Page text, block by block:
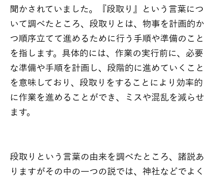
聞かされていました。『段取り』という言葉につ
いて調べたところ、段取りとは、物事を計画的か
つ順序立てて進めるために行う手順や準備のこと
を指します。具体的には、作業の実行前に、必要
な準備や手順を計画し、段階的に進めていくこと
を意味しており、段取りをすることにより効率的
に作業を進めることができ、ミスや混乱を減らせ
ます。
段取りという言葉の由来を調べたところ、諸説あ
りますがその中の一つの説では、神社などでよく